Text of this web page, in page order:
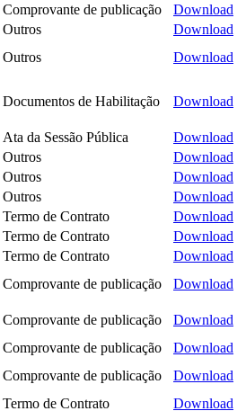
Comprovante de publicação
Download
Outros
Download
Outros
Download
Documentos de Habilitação Download
Ata da Sessão Pública
Download
Outros
Download
Outros
Download
Outros
Download
Termo de Contrato
Download
Termo de Contrato
Download
Termo de Contrato
Download
Comprovante de publicação
Download
Comprovante de publicação
Download
Comprovante de publicação
Download
Comprovante de publicação
Download
Termo de Contrato Download